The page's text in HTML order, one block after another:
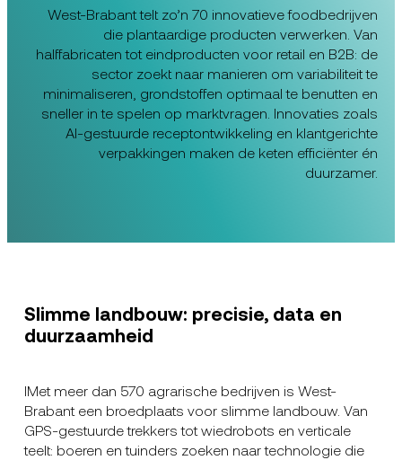
West-Brabant telt zo’n 70 innovatieve foodbedrijven
die plantaardige producten verwerken. Van
halffabricaten tot eindproducten voor retail en B2B: de
sector zoekt naar manieren om variabiliteit te
minimaliseren, grondstoffen optimaal te benutten en
sneller in te spelen op marktvragen. Innovaties zoals
AI-gestuurde receptontwikkeling en klantgerichte
verpakkingen maken de keten efficiënter én
duurzamer.
Slimme landbouw: precisie, data en
duurzaamheid
IMet meer dan 570 agrarische bedrijven is West-
Brabant een broedplaats voor slimme landbouw. Van
GPS-gestuurde trekkers tot wiedrobots en verticale
teelt: boeren en tuinders zoeken naar technologie die